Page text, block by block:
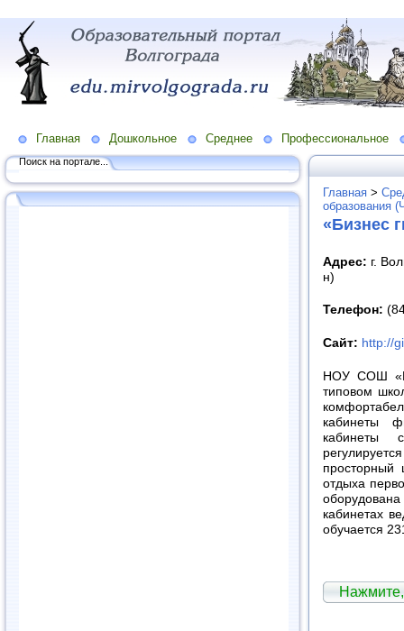
Главная Дошкольное Среднее Профессиональное
Поиск на портале...
Главная >
образования
«Бизнес
Адрес: г.
н)
Телефон:
Сайт: http://
НОУ СОШ
типовом
кабинеты
кабинеты
отдыха
кабинетах
обучается